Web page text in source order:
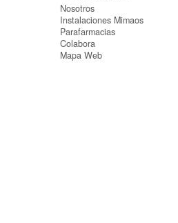
Nosotros
Instalaciones Mimaos
Parafarmacias
Colabora
Mapa Web